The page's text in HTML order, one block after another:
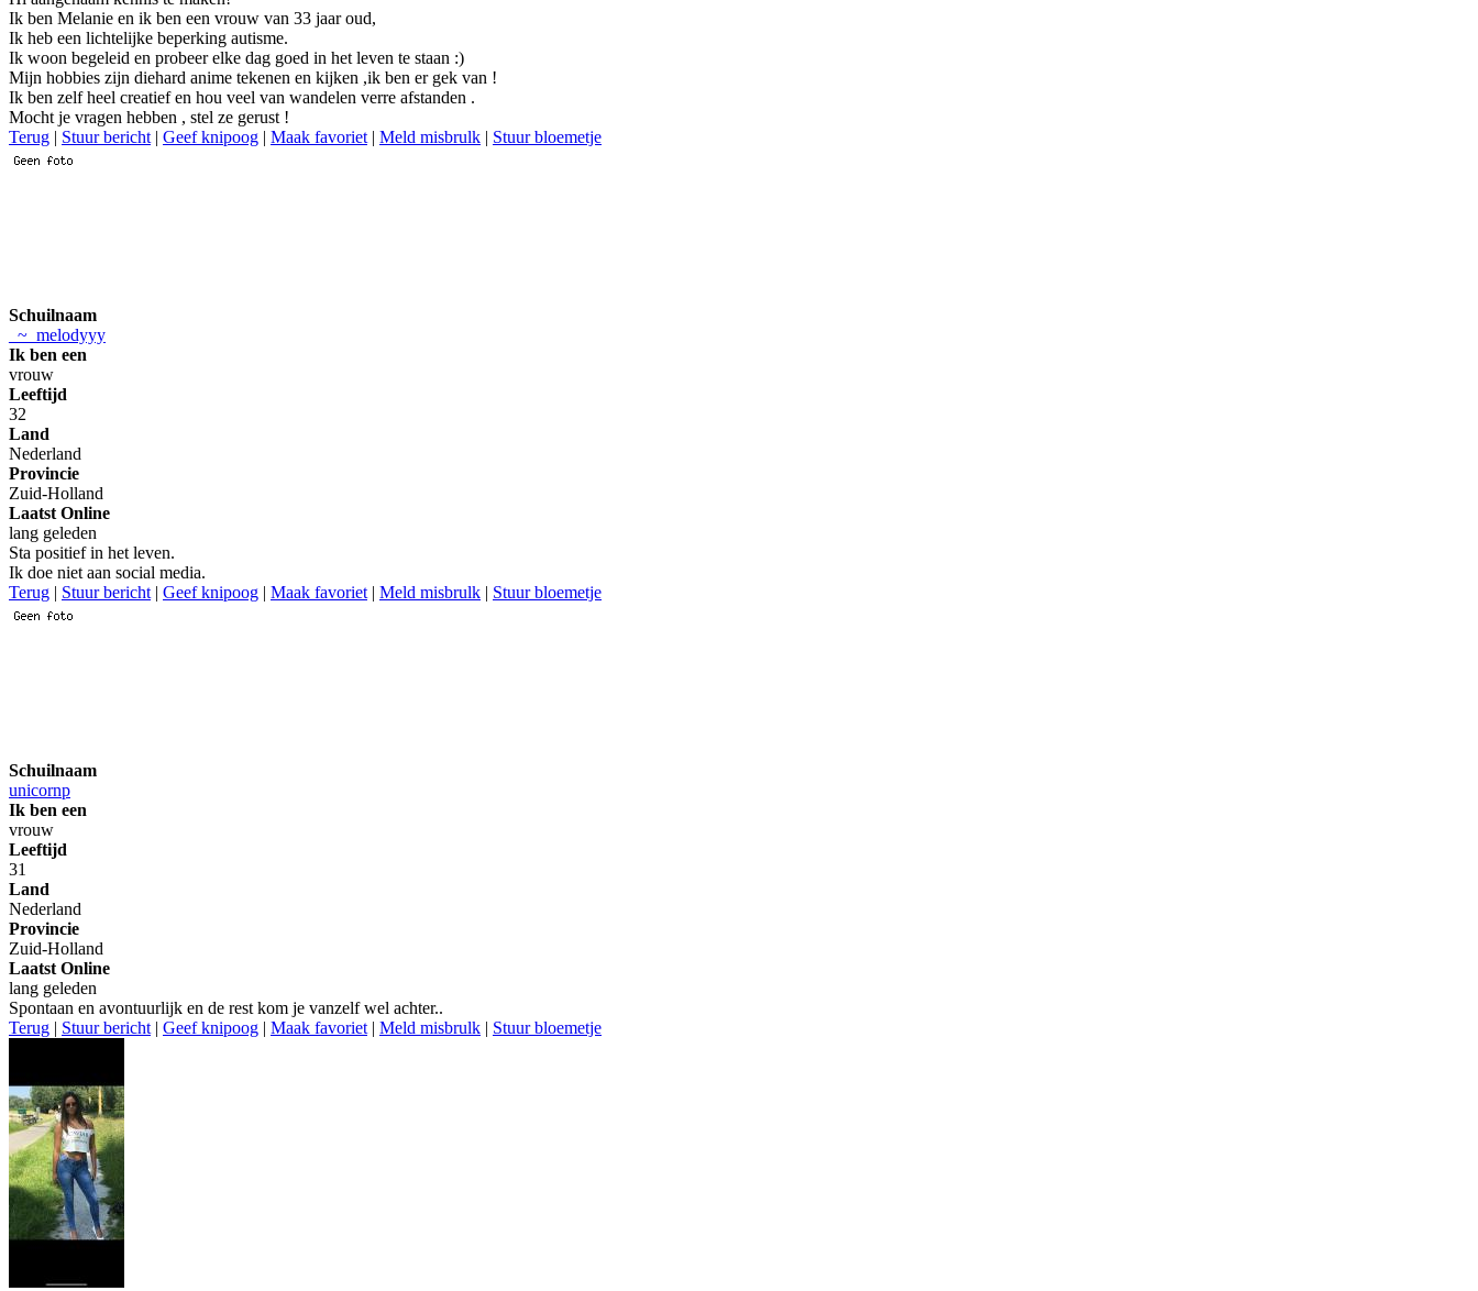
Ik ben Melanie en ik ben een vrouw van 33 jaar oud,
Ik heb een lichtelijke beperking autisme.
Ik woon begeleid en probeer elke dag goed in het leven te staan :)
Mijn hobbies zijn diehard anime tekenen en kijken ,ik ben er gek van !
Ik ben zelf heel creatief en hou veel van wandelen verre afstanden .
Mocht je vragen hebben , stel ze gerust !
Terug | Stuur bericht | Geef knipoog | Maak favoriet | Meld misbrulk | Stuur bloemetje
Schuilnaam
_~_melodyyy
Ik ben een
vrouw
Leeftijd
32
Land
Nederland
Provincie
Zuid-Holland
Laatst Online
lang geleden
Sta positief in het leven.
Ik doe niet aan social media.
Terug | Stuur bericht | Geef knipoog | Maak favoriet | Meld misbrulk | Stuur bloemetje
Schuilnaam
unicornp
Ik ben een
vrouw
Leeftijd
31
Land
Nederland
Provincie
Zuid-Holland
Laatst Online
lang geleden
Spontaan en avontuurlijk en de rest kom je vanzelf wel achter..
Terug | Stuur bericht | Geef knipoog | Maak favoriet | Meld misbrulk | Stuur bloemetje